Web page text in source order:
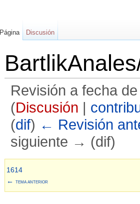
Revisión a fecha
(Discusión |
(dif) ← Revisión
siguiente → (dif)
1614
← TEMA ANTERIOR
Página Discusión